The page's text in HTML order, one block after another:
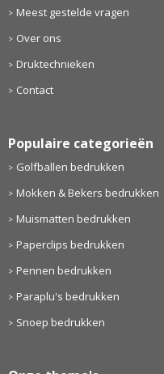
Meest gestelde vragen
Over ons
Druktechnieken
Contact
Populaire categorieën
Golfballen bedrukken
Mokken & Bekers bedrukken
Muismatten bedrukken
Paperclips bedrukken
Pennen bedrukken
Paraplu's bedrukken
Snoep bedrukken